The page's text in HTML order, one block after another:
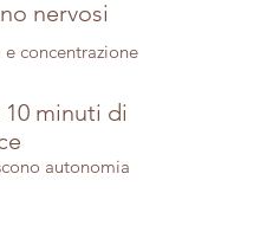
nervosi
concentrazione
minuti di
autonomia